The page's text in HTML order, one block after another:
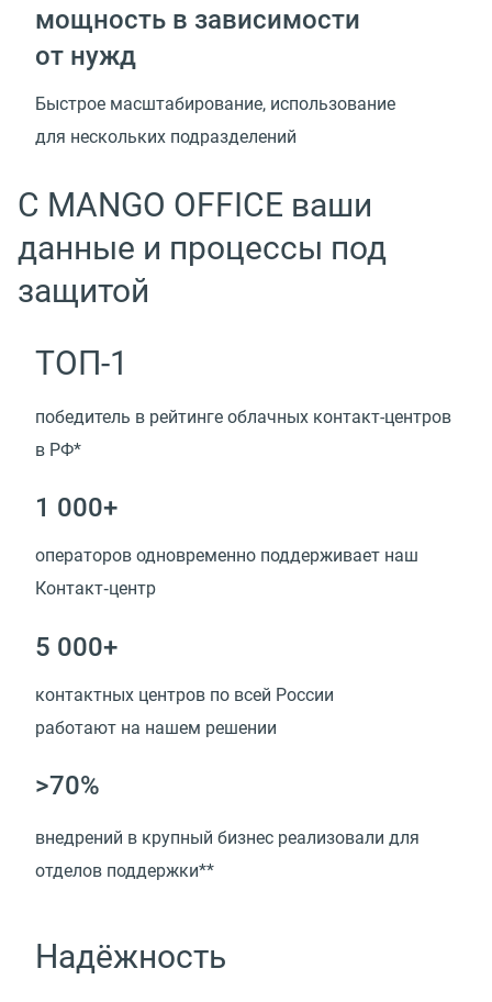
мощность в зависимости
от нужд
Быстрое масштабирование, использование
для нескольких подразделений
С MANGO OFFICE ваши
данные и процессы под
защитой
ТОП-1
победитель в рейтинге облачных контакт-центров
в РФ*
1 000+
операторов одновременно поддерживает наш
Контакт‑центр
5 000+
контактных центров по всей России
работают на нашем решении
>70%
внедрений в крупный бизнес реализовали для
отделов поддержки**
Надёжность